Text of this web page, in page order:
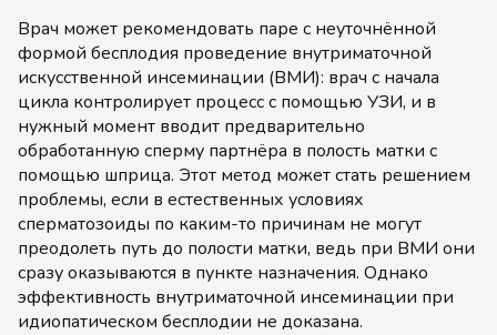
Врач может рекомендовать паре с неуточнённой
формой бесплодия проведение внутриматочной
искусственной инсеминации (ВМИ): врач с начала
цикла контролирует процесс с помощью УЗИ, и в
нужный момент вводит предварительно
обработанную сперму партнёра в полость матки с
помощью шприца. Этот метод может стать решением
проблемы, если в естественных условиях
сперматозоиды по каким-то причинам не могут
преодолеть путь до полости матки, ведь при ВМИ они
сразу оказываются в пункте назначения. Однако
эффективность внутриматочной инсеминации при
идиопатическом бесплодии не доказана.